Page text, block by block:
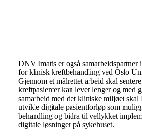
DNV Imatis er også samarbeidspartner
for klinisk kreftbehandling ved Oslo
Gjennom et målrettet arbeid skal
kreftpasienter kan lever lenger og med
samarbeid med det kliniske miljøet
utvikle digitale pasientforløp som
behandling og bidra til vellykket
digitale løsninger på sykehuset.